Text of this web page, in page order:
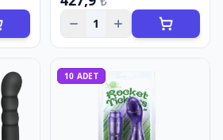
1
10 ADET